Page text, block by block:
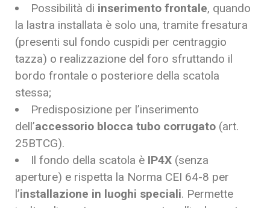
Possibilità di inserimento frontale, quando
la lastra installata è solo una, tramite fresatura
(presenti sul fondo cuspidi per centraggio
tazza) o realizzazione del foro sfruttando il
bordo frontale o posteriore della scatola
stessa;
Predisposizione per l’inserimento
dell’accessorio blocca tubo corrugato (art.
25BTCG).
Il fondo della scatola è IP4X (senza
aperture) e rispetta la Norma CEI 64-8 per
l’installazione in luoghi speciali. Permette